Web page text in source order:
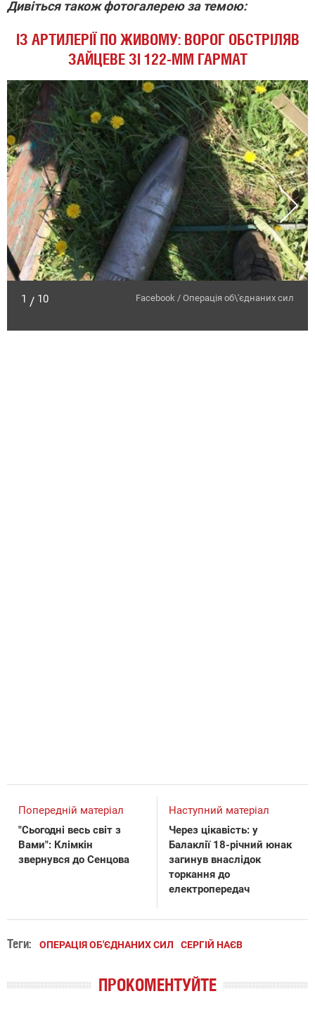
Дивіться також фотогалерею за темою:
ІЗ АРТИЛЕРІЇ ПО ЖИВОМУ: ВОРОГ ОБСТРІЛЯВ
ЗАЙЦЕВЕ ЗІ 122-ММ ГАРМАТ
1 / 10 Facebook / Операція об\'єднаних сил
Попередній матеріал
"Сьогодні весь світ з
Вами": Клімкін
звернувся до Сенцова
Наступний матеріал
Через цікавість: у
Балаклії 18-річний юнак
загинув внаслідок
торкання до
електропередач
Теги: ОПЕРАЦІЯ ОБ'ЄДНАНИХ СИЛ СЕРГІЙ НАЄВ
ПРОКОМЕНТУЙТЕ